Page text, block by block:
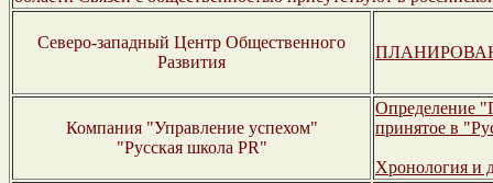
Северо-западный Центр Общественного
Развития
Компания "Управление успехом"
"Русская школа PR"
Определение
принятое в
Хронология и